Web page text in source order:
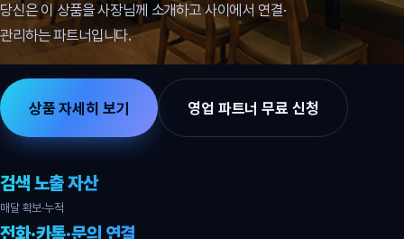
당신은 이 상품을 사장님께 소개하고 사이에서 연결·
관리하는 파트너입니다.
상품 자세히 보기 영업 파트너 무료 신청
검색 노출 자산
매달 확보·누적
전화·카톡·문의 연결